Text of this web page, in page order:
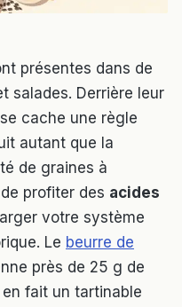
présentes dans de
salades. Derrière leur
cache une règle
autant que la
de graines à
profiter des acides
votre système
Le beurre de
près de 25 g de
fait un tartinable